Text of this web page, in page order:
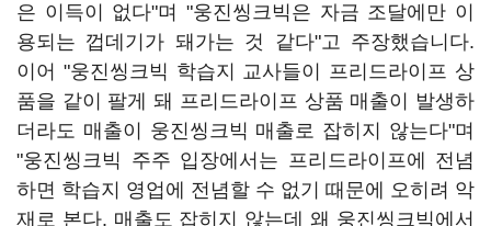
은 이득이 없다"며 "웅진씽크빅은 자금 조달에만 이
용되는 껍데기가 돼가는 것 같다"고 주장했습니다.
이어 "웅진씽크빅 학습지 교사들이 프리드라이프 상
품을 같이 팔게 돼 프리드라이프 상품 매출이 발생하
더라도 매출이 웅진씽크빅 매출로 잡히지 않는다"며
"웅진씽크빅 주주 입장에서는 프리드라이프에 전념
하면 학습지 영업에 전념할 수 없기 때문에 오히려 악
재로 본다. 매출도 잡히지 않는데 왜 웅진씽크빅에서